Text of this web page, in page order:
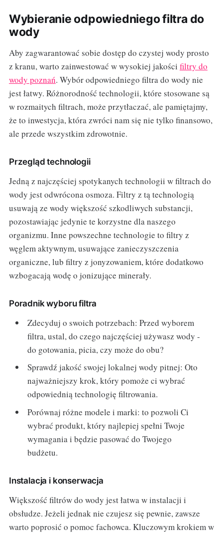
Wybieranie odpowiedniego filtra do
wody
Aby zagwarantować sobie dostęp do czystej wody prosto
z kranu, warto zainwestować w wysokiej jakości filtry do
wody poznań. Wybór odpowiedniego filtra do wody nie
jest łatwy. Różnorodność technologii, które stosowane są
w rozmaitych filtrach, może przytłaczać, ale pamiętajmy,
że to inwestycja, która zwróci nam się nie tylko finansowo,
ale przede wszystkim zdrowotnie.
Przegląd technologii
Jedną z najczęściej spotykanych technologii w filtrach do
wody jest odwrócona osmoza. Filtry z tą technologią
usuwają ze wody większość szkodliwych substancji,
pozostawiając jedynie te korzystne dla naszego
organizmu. Inne powszechne technologie to filtry z
węglem aktywnym, usuwające zanieczyszczenia
organiczne, lub filtry z jonyzowaniem, które dodatkowo
wzbogacają wodę o jonizujące minerały.
Poradnik wyboru filtra
Zdecyduj o swoich potrzebach: Przed wyborem
filtra, ustal, do czego najczęściej używasz wody -
do gotowania, picia, czy może do obu?
Sprawdź jakość swojej lokalnej wody pitnej: Oto
najważniejszy krok, który pomoże ci wybrać
odpowiednią technologię filtrowania.
Porównaj różne modele i marki: to pozwoli Ci
wybrać produkt, który najlepiej spełni Twoje
wymagania i będzie pasować do Twojego
budżetu.
Instalacja i konserwacja
Większość filtrów do wody jest łatwa w instalacji i
obsłudze. Jeżeli jednak nie czujesz się pewnie, zawsze
warto poprosić o pomoc fachowca. Kluczowym krokiem w